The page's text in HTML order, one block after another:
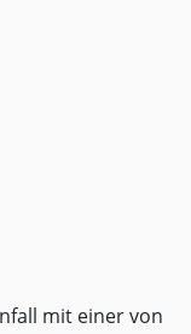
mit einer von